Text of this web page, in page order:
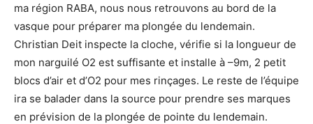
ma région RABA, nous nous retrouvons au bord de la
vasque pour préparer ma plongée du lendemain.
Christian Deit inspecte la cloche, vérifie si la longueur de
mon narguilé O2 est suffisante et installe à –9m, 2 petit
blocs d’air et d’O2 pour mes rinçages. Le reste de l’équipe
ira se balader dans la source pour prendre ses marques
en prévision de la plongée de pointe du lendemain.